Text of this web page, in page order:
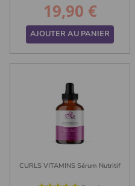
Prix
19,90 €
AJOUTER AU PANIER
CURLS VITAMINS Sérum Nutritif